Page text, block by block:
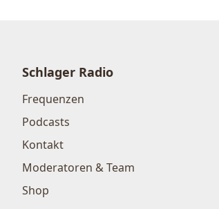
Schlager Radio
Frequenzen
Podcasts
Kontakt
Moderatoren & Team
Shop